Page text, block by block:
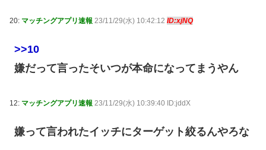
20: マッチングアプリ速報 23/11/29(水) 10:42:12 ID:xjNQ
>>10
嫌だって言ったそいつが本命になってまうやん
12: マッチングアプリ速報 23/11/29(水) 10:39:40 ID:jddX
嫌って言われたイッチにターゲット絞るんやろな